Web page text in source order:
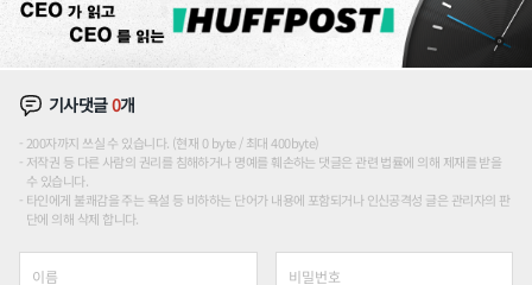
기사댓글0개
200자까지 쓰실 수 있습니다. (현재 0 byte / 최대 400byte)
저작권 등 다른 사람의 권리를 침해하거나 명예를 훼손하는 댓글은 관련 법률에 의해 제재를 받을
수 있습니다.
타인에게 불쾌감을 주는 욕설 등 비하하는 단어가 내용에 포함되거나 인신공격성 글은 관리자의 판
단에 의해 삭제 합니다.